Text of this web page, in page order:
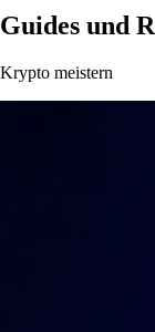
Guides und
Krypto meistern